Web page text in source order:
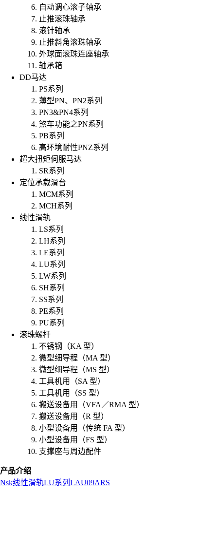
自动调心滚子轴承
止推滚珠轴承
滚针轴承
止推斜角滚珠轴承
外球面滚珠连座轴承
轴承箱
DD马达
PS系列
薄型PN、PN2系列
PN3&PN4系列
煞车功能之PN系列
PB系列
高环境耐性PNZ系列
超大扭矩伺服马达
SR系列
定位承载滑台
MCM系列
MCH系列
线性滑轨
LS系列
LH系列
LE系列
LU系列
LW系列
SH系列
SS系列
PE系列
PU系列
滚珠螺杆
不锈钢（KA 型）
微型细导程（MA 型）
微型细导程（MS 型）
工具机用（SA 型）
工具机用（SS 型）
搬送设备用（VFA／RMA 型）
搬送设备用（R 型）
小型设备用（传统 FA 型）
小型设备用（FS 型）
支撑座与周边配件
产品介绍
Nsk线性滑轨LU系列 LAU09ARS